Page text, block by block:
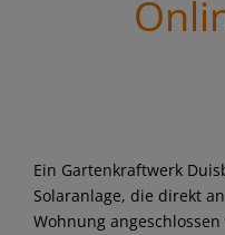
Ein Gartenkraftwerk
Solaranlage, die direkt
Wohnung